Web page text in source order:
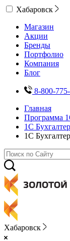
Хабаровск
Магазин
Акции
Бренды
Портфолио
Компания
Блог
8-800-
Главная
Программа
1С
1С
Хабаровск